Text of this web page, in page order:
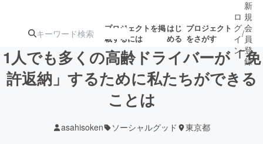
プロジェクトを掲
載するには
はじ
める
プロジェクト
をさがす
注目の新着プロ募集終了が近いプ
ロ
グ
イ
ン
/
新
規
会
員
登
録
1人でも多くの高齢ドライバーが「免
許返納」するために私たちができる
ことは
asahisoken ソーシャルグッド 東京都